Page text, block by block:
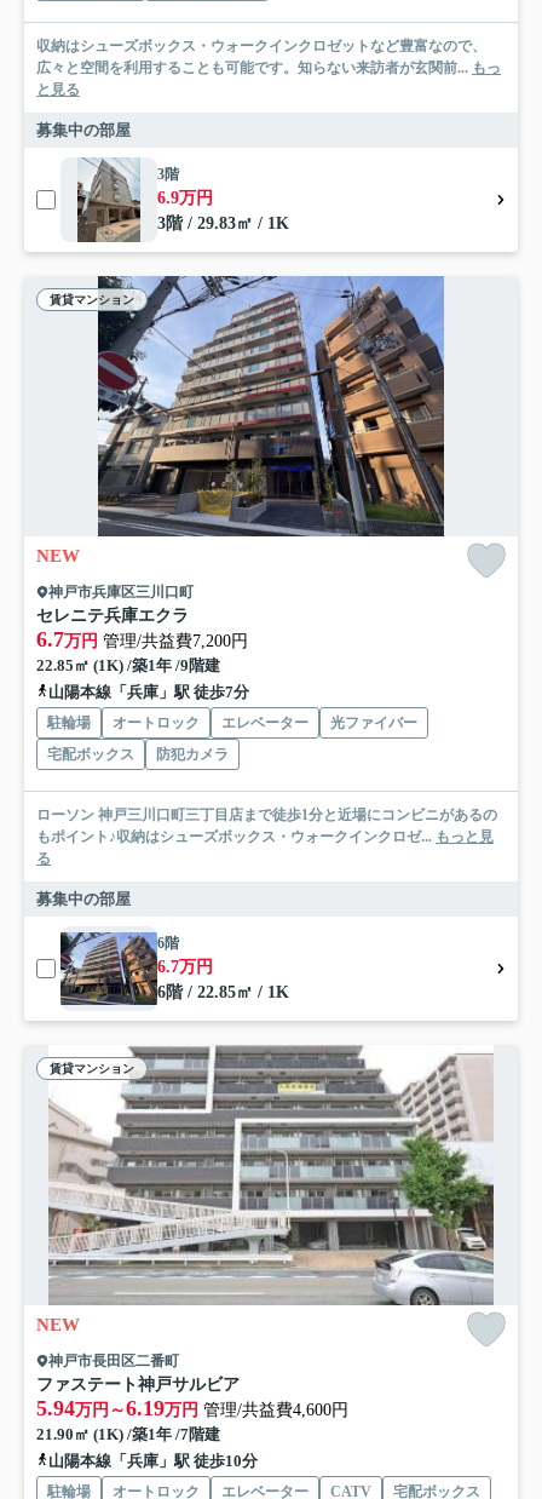
収納はシューズボックス・ウォークインクロゼットなど豊富なので、
広々と空間を利用することも可能です。知らない来訪者が玄関前... もっ
と見る
募集中の部屋
3階
6.9万円
3階 / 29.83㎡ / 1K
賃貸マンション
NEW
神戸市兵庫区三川口町
セレニテ兵庫エクラ
6.7万円 管理/共益費7,200円
22.85㎡ (1K) /築1年 /9階建
山陽本線「兵庫」駅 徒歩7分
駐輪場 オートロック エレベーター
光ファイバー
宅配ボックス
防犯カメラ
ローソン 神戸三川口町三丁目店まで徒歩1分と近場にコンビニがあるの
もポイント♪収納はシューズボックス・ウォークインクロゼ... もっと見
る
募集中の部屋
6階
6.7万円
6階 / 22.85㎡ / 1K
賃貸マンション
NEW
神戸市長田区二番町
ファステート神戸サルビア
5.94万円～6.19万円 管理/共益費4,600円
21.90㎡ (1K) /築1年 /7階建
山陽本線「兵庫」駅 徒歩10分
駐輪場 オートロック エレベーター CATV 宅配ボックス